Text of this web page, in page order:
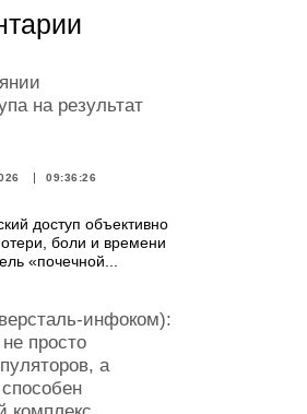
на результат
09:36:26
доступ объективно
боли и времени
«почечной...
инфоком):
просто
а